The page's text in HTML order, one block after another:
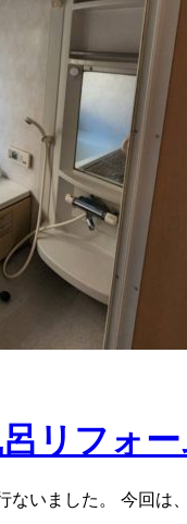
リフォー
ないました。 今回